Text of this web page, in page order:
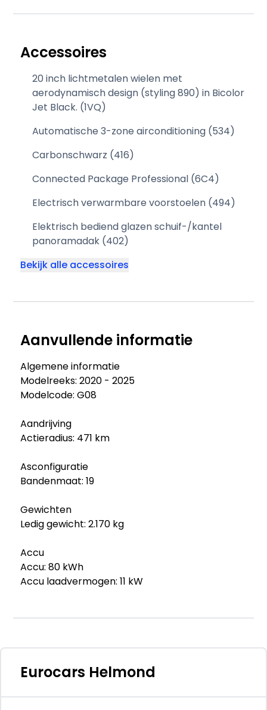
Accessoires
20 inch lichtmetalen wielen met
aerodynamisch design (styling 890) in Bicolor
Jet Black. (1VQ)
Automatische 3-zone airconditioning (534)
Carbonschwarz (416)
Connected Package Professional (6C4)
Electrisch verwarmbare voorstoelen (494)
Elektrisch bediend glazen schuif-/kantel
panoramadak (402)
Bekijk alle accessoires
Aanvullende informatie
Algemene informatie
Modelreeks: 2020 - 2025
Modelcode: G08
Aandrijving
Actieradius: 471 km
Asconfiguratie
Bandenmaat: 19
Gewichten
Ledig gewicht: 2.170 kg
Accu
Accu: 80 kWh
Accu laadvermogen: 11 kW
Gemiddeld elektriciteitsverbruik (WLTP): 17,6
kWh/100km
CO₂-uitstoot (WLTP): 0 g/km
Eurocars Helmond